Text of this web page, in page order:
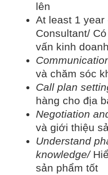
lên
At least 1
Consultant/
vấn kinh
và chăm sóc
Call plan
hàng cho địa
Negotiation
và giới thiệu
Understand
knowledge/
sản phẩm tốt